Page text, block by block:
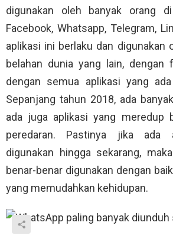
digunakan oleh banyak orang
Facebook, Whatsapp, Telegram,
aplikasi ini berlaku dan digunakan
belahan dunia yang lain, dengan
dengan semua aplikasi yang
Sepanjang tahun 2018, ada
ada juga aplikasi yang meredup
peredaran. Pastinya jika ada
digunakan hingga sekarang,
benar-benar digunakan dengan
yang memudahkan kehidupan.